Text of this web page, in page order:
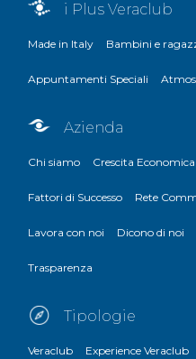
i Plus Veraclub
Made in Italy Bambini e
Appuntamenti Speciali
Azienda
Chi siamo Crescita Economica
Fattori di Successo Rete
Lavora con noi Dicono di noi
Trasparenza
Tipologie
Veraclub Experience Veraclub